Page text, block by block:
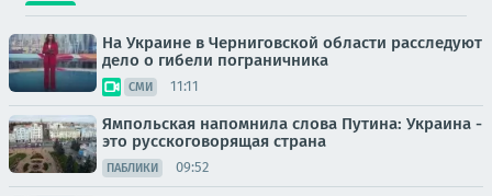
На Украине в Черниговской области расследуют
дело о гибели пограничника
СМИ 11:11
Ямпольская напомнила слова Путина: Украина -
это русскоговорящая страна
ПАБЛИКИ 09:52